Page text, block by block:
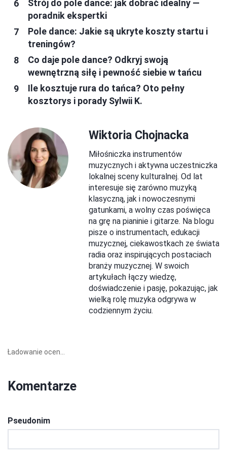
Strój do pole dance: jak dobrać idealny —
poradnik ekspertki
Pole dance: Jakie są ukryte koszty startu i
treningów?
Co daje pole dance? Odkryj swoją
wewnętrzną siłę i pewność siebie w tańcu
Ile kosztuje rura do tańca? Oto pełny
kosztorys i porady Sylwii K.
Wiktoria Chojnacka
Miłośniczka instrumentów
muzycznych i aktywna uczestniczka
lokalnej sceny kulturalnej. Od lat
interesuje się zarówno muzyką
klasyczną, jak i nowoczesnymi
gatunkami, a wolny czas poświęca
na grę na pianinie i gitarze. Na blogu
pisze o instrumentach, edukacji
muzycznej, ciekawostkach ze świata
radia oraz inspirujących postaciach
branży muzycznej. W swoich
artykułach łączy wiedzę,
doświadczenie i pasję, pokazując, jak
wielką rolę muzyka odgrywa w
codziennym życiu.
Ładowanie ocen...
Komentarze
Pseudonim